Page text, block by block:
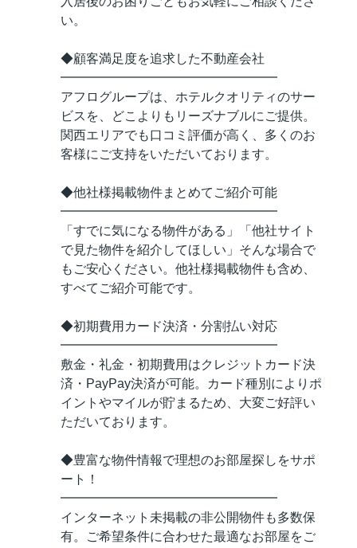
い。
◆顧客満足度を追求した不動産会社
━━━━━━━━━━━━━━━━━
アフログループは、ホテルクオリティのサー
ビスを、どこよりもリーズナブルにご提供。
関西エリアでも口コミ評価が高く、多くのお
客様にご支持をいただいております。
◆他社様掲載物件まとめてご紹介可能
━━━━━━━━━━━━━━━━━
「すでに気になる物件がある」「他社サイト
で見た物件を紹介してほしい」そんな場合で
もご安心ください。他社様掲載物件も含め、
すべてご紹介可能です。
◆初期費用カード決済・分割払い対応
━━━━━━━━━━━━━━━━━
敷金・礼金・初期費用はクレジットカード決
済・PayPay決済が可能。カード種別によりポ
イントやマイルが貯まるため、大変ご好評い
ただいております。
◆豊富な物件情報で理想のお部屋探しをサポ
ート！
━━━━━━━━━━━━━━━━━
インターネット未掲載の非公開物件も多数保
有。ご希望条件に合わせた最適なお部屋をご